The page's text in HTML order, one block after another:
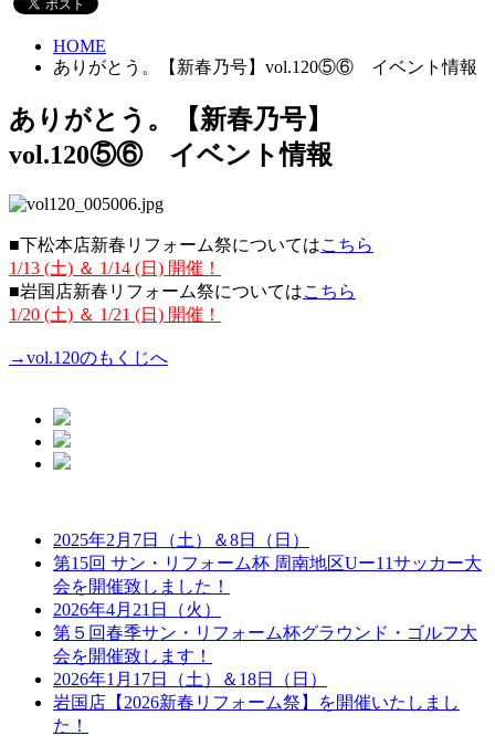
HOME
ありがとう。【新春乃号】vol.120⑤⑥ イベント情報
ありがとう。【新春乃号】
vol.120⑤⑥ イベント情報
■下松本店新春リフォーム祭についてはこちら
1/13 (土) ＆ 1/14 (日) 開催！
■岩国店新春リフォーム祭についてはこちら
1/20 (土) ＆ 1/21 (日) 開催！
→vol.120のもくじへ
2025年2月7日（土）＆8日（日）
第15回 サン・リフォーム杯 周南地区Uー11サッカー大
会を開催致しました！
2026年4月21日（火）
第５回春季サン・リフォーム杯グラウンド・ゴルフ大
会を開催致します！
2026年1月17日（土）＆18日（日）
岩国店【2026新春リフォーム祭】を開催いたしまし
た！